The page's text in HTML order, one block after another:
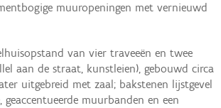
muuropeningen met vernieuwd
van vier traveeën en twee
aan de straat, kunstleien), gebouwd circa
uitgebreid met zaal; bakstenen lijstgevel
muurbanden en een